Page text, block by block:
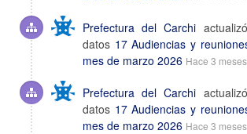
Prefectura del Carchi
datos 17 Audiencias y
mes de marzo 2026 Hace 3 meses
Prefectura del Carchi
datos 17 Audiencias y
mes de marzo 2026 Hace 3 meses